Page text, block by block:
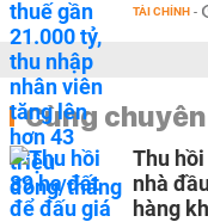
TÀI CHÍNH -
Cùng
Thu
nhà
hàng